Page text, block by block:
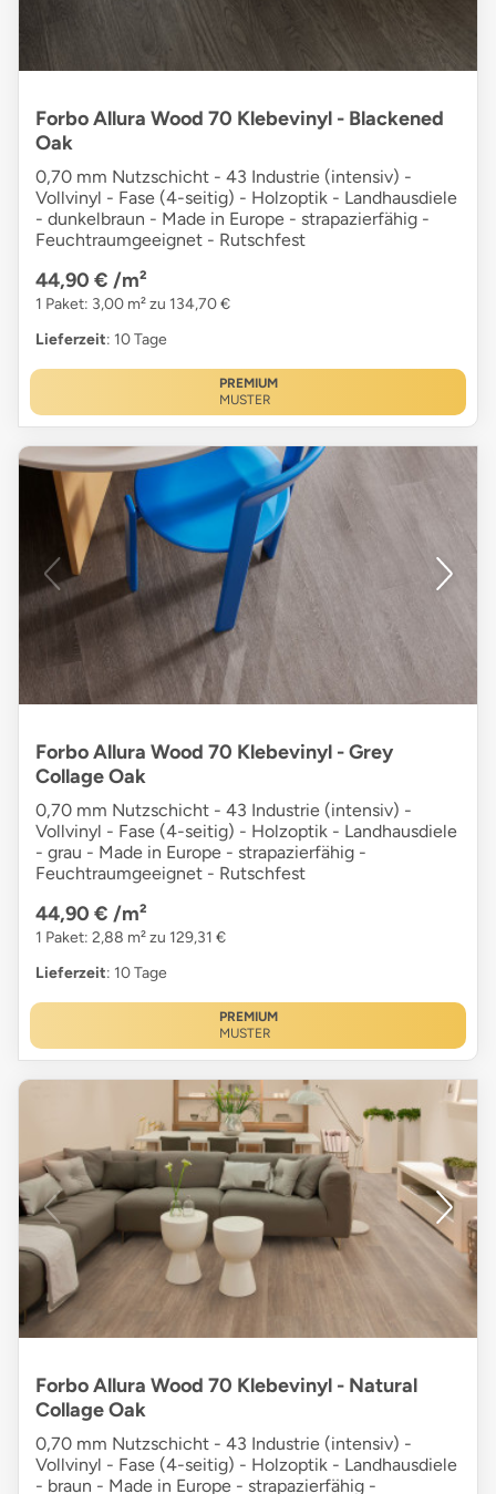
Forbo Allura Wood 70 Klebevinyl - Blackened
Oak
0,70 mm Nutzschicht - 43 Industrie (intensiv) -
Vollvinyl - Fase (4-seitig) - Holzoptik - Landhausdiele
- dunkelbraun - Made in Europe - strapazierfähig -
Feuchtraumgeeignet - Rutschfest
44,90 € /m²
1 Paket: 3,00 m² zu 134,70 €
Lieferzeit: 10 Tage
PREMIUM
MUSTER
Forbo Allura Wood 70 Klebevinyl - Grey
Collage Oak
0,70 mm Nutzschicht - 43 Industrie (intensiv) -
Vollvinyl - Fase (4-seitig) - Holzoptik - Landhausdiele
- grau - Made in Europe - strapazierfähig -
Feuchtraumgeeignet - Rutschfest
44,90 € /m²
1 Paket: 2,88 m² zu 129,31 €
Lieferzeit: 10 Tage
PREMIUM
MUSTER
Forbo Allura Wood 70 Klebevinyl - Natural
Collage Oak
0,70 mm Nutzschicht - 43 Industrie (intensiv) -
Vollvinyl - Fase (4-seitig) - Holzoptik - Landhausdiele
- braun - Made in Europe - strapazierfähig -